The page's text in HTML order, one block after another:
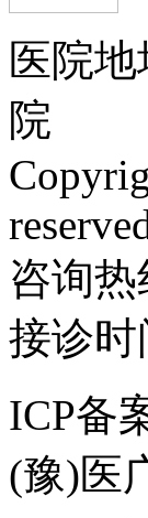
医院
院
咨询热
接诊时
ICP备
(豫)医